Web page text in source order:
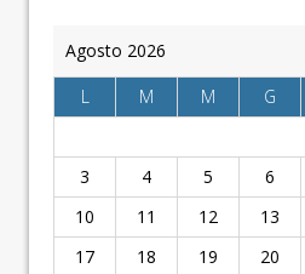
Agosto 2026
L
M M G
3
4 5 6
10
11 12 13
17
18 19 20